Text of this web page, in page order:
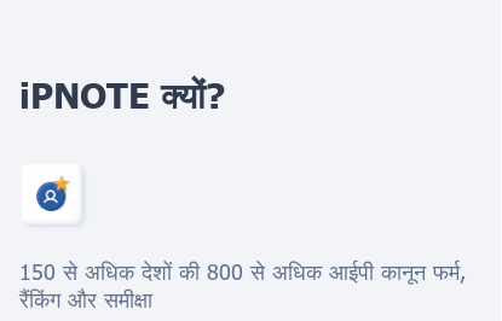
iPNOTE क्यों?
150 से अधिक देशों की 800 से अधिक आईपी कानून फर्म,
रैंकिंग और समीक्षा